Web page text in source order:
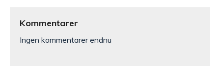
Kommentarer
Ingen kommentarer endnu